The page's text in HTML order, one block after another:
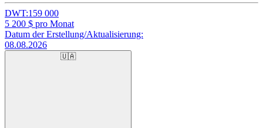
DWT:159 000
5 200 $ pro Monat
Datum der Erstellung/Aktualisierung:
08.08.2026
🇺🇦